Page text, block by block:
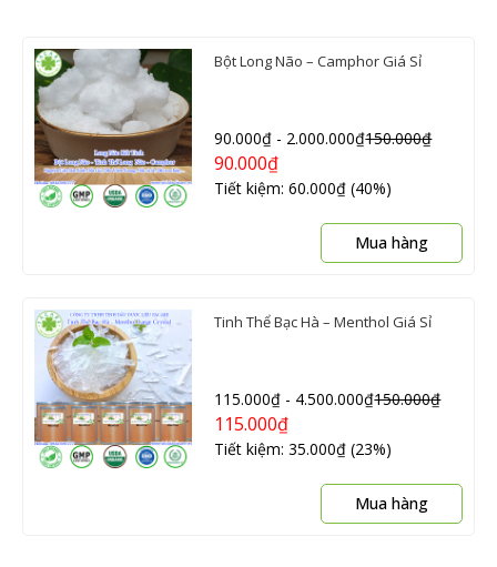
Bột Long Não – Camphor Giá Sỉ
90.000₫ - 2.000.000₫150.000₫
90.000₫
Tiết kiệm: 60.000₫ (40%)
Mua hàng
Sản
được
Tinh Thể Bạc Hà – Menthol Giá Sỉ
115.000₫ - 4.500.000₫150.000₫
115.000₫
Tiết kiệm: 35.000₫ (23%)
Mua hàng
Sản